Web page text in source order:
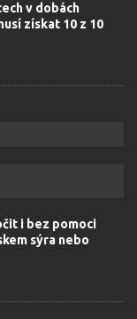
v dobách
získat 10 z 10
i bez pomoci
sýra nebo